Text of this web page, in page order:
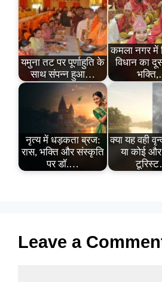
यमुना तट पर पूर्णाहुति के
साथ संपन्न हुआ…
कमला नगर में
विधान का
नृत्य में धड़कता ब्रज:
रास, भक्ति और संस्कृति
पर डॉ.…
क्या यह वही
या कोई
Leave a